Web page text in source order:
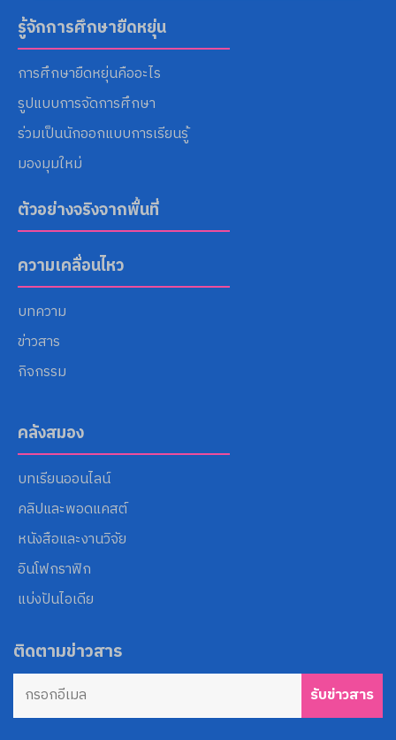
รู้จักการศึกษายืดหยุ่น
การศึกษายืดหยุ่นคืออะไร
รูปแบบการจัดการศึกษา
ร่วมเป็นนักออกแบบการเรียนรู้
มองมุมใหม่
ตัวอย่างจริงจากพื้นที่
ความเคลื่อนไหว
บทความ
ข่าวสาร
กิจกรรม
คลังสมอง
บทเรียนออนไลน์
คลิปและพอดแคสต์
หนังสือและงานวิจัย
อินโฟกราฟิก
แบ่งปันไอเดีย
ติดตามข่าวสาร